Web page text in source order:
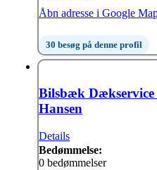
Åbn adresse i Google
30 besøg på denne profil
Bilsbæk Dækservice
Hansen
Details
Bedømmelse:
0 bedømmelser